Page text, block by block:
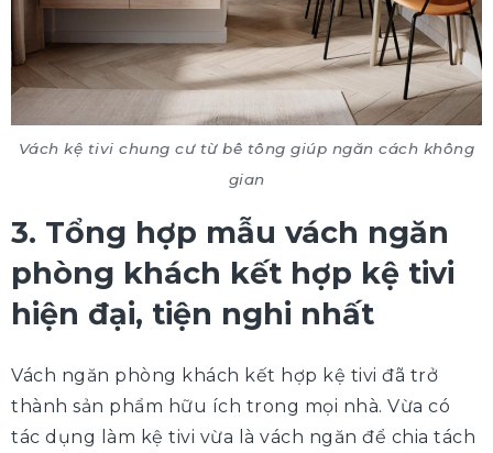
Vách kệ tivi chung cư từ bê tông giúp ngăn cách không
gian
3. Tổng hợp mẫu vách ngăn
phòng khách kết hợp kệ tivi
hiện đại, tiện nghi nhất
Vách ngăn phòng khách kết hợp kệ tivi đã trở
thành sản phẩm hữu ích trong mọi nhà. Vừa có
tác dụng làm kệ tivi vừa là vách ngăn để chia tách